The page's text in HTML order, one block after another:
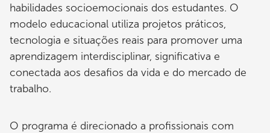
habilidades socioemocionais dos estudantes. O
modelo educacional utiliza projetos práticos,
tecnologia e situações reais para promover uma
aprendizagem interdisciplinar, significativa e
conectada aos desafios da vida e do mercado de
trabalho.
O programa é direcionado a profissionais com